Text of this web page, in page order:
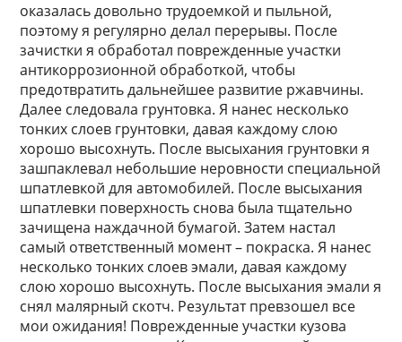
оказалась довольно трудоемкой и пыльной,
поэтому я регулярно делал перерывы. После
зачистки я обработал поврежденные участки
антикоррозионной обработкой, чтобы
предотвратить дальнейшее развитие ржавчины.
Далее следовала грунтовка. Я нанес несколько
тонких слоев грунтовки, давая каждому слою
хорошо высохнуть. После высыхания грунтовки я
зашпаклевал небольшие неровности специальной
шпатлевкой для автомобилей. После высыхания
шпатлевки поверхность снова была тщательно
зачищена наждачной бумагой. Затем настал
самый ответственный момент – покраска. Я нанес
несколько тонких слоев эмали, давая каждому
слою хорошо высохнуть. После высыхания эмали я
снял малярный скотч. Результат превзошел все
мои ожидания! Поврежденные участки кузова